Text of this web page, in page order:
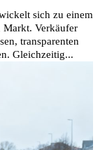
sich zu einem
Markt. Verkäufer
transparenten
Gleichzeitig...